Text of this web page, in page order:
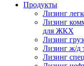
Продукты
Лизинг
Лизинг
для ЖКХ
Лизинг
Лизинг ж/д
Лизинг